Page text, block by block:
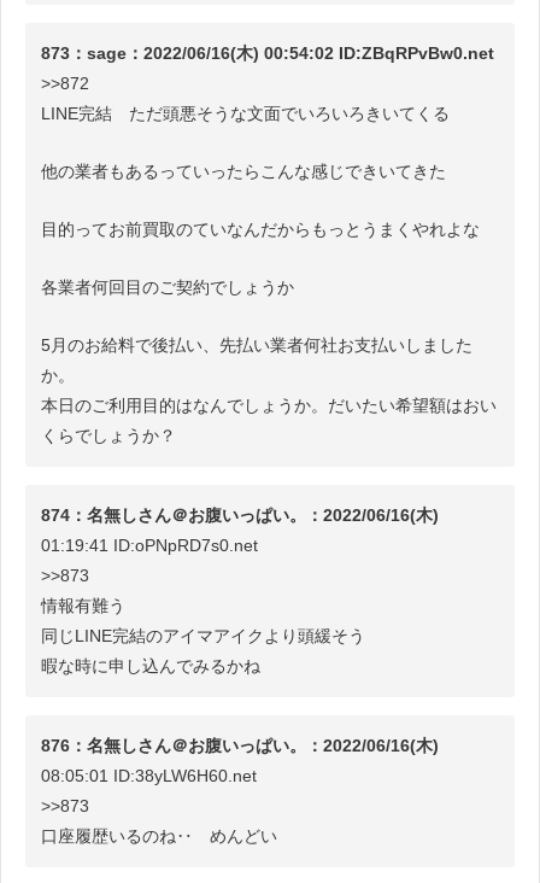
873：sage：2022/06/16(木) 00:54:02 ID:ZBqRPvBw0.net
>>872
LINE完結 ただ頭悪そうな文面でいろいろきいてくる
他の業者もあるっていったらこんな感じできいてきた
目的ってお前買取のていなんだからもっとうまくやれよな
各業者何回目のご契約でしょうか
5月のお給料で後払い、先払い業者何社お支払いしました
か。
本日のご利用目的はなんでしょうか。だいたい希望額はおい
くらでしょうか？
874：名無しさん＠お腹いっぱい。：2022/06/16(木)
01:19:41 ID:oPNpRD7s0.net
>>873
情報有難う
同じLINE完結のアイマアイクより頭緩そう
暇な時に申し込んでみるかね
876：名無しさん＠お腹いっぱい。：2022/06/16(木)
08:05:01 ID:38yLW6H60.net
>>873
口座履歴いるのね‥ めんどい